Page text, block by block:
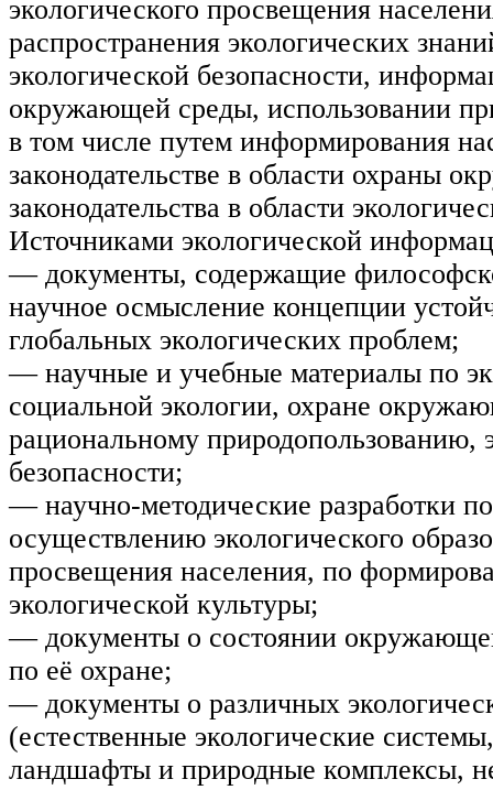
экологического просвещения
распространения экологических
экологической безопасности,
окружающей среды, использовании
в том числе путем информирования
законодательстве в области охраны
законодательства в области
Источниками экологической
— документы, содержащие
научное осмысление концепции
глобальных экологических проблем;
— научные и учебные материалы по
социальной экологии, охране
рациональному природопользованию,
безопасности;
— научно-методические разработки
осуществлению экологического
просвещения населения, по
экологической культуры;
— документы о состоянии
по её охране;
— документы о различных
(естественные экологические
ландшафты и природные комплексы,